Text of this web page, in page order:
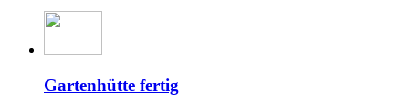
Gartenhütte fertig